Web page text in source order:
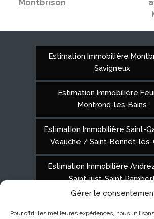
Gérer le
Pour offrir les meilleures expériences, nous
Montbrison
Estimation Immobilière
Savigneux
Estimation Immobilière
Montrond-les-Bains
Estimation Immobilière Saint-
Veauche / Saint-Bonnet-
Estimation Immobilière
Saint-just-Saint-
Pompel Immobilier